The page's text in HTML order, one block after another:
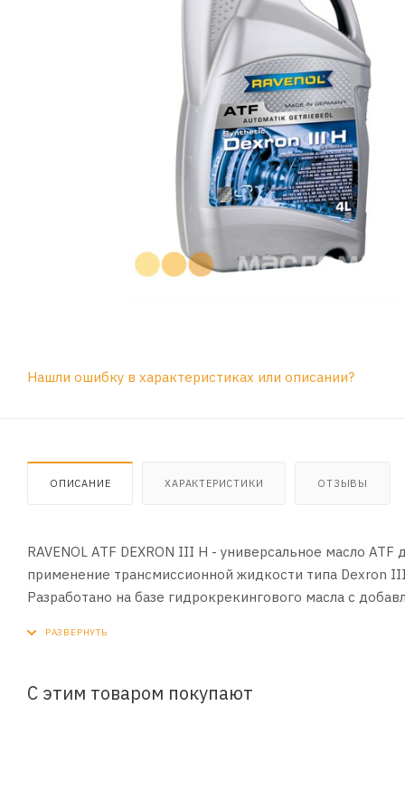
Нашли ошибку в характеристиках или описании?
ОПИСАНИЕ ХАРАКТЕРИСТИКИ ОТЗЫВЫ
RAVENOL ATF DEXRON III H - универсальное масло
применение трансмиссионной жидкости типа Dexron
Разработано на базе гидрокрекингового масла с
Разработано специально для автоматических
С этим товаром покупают